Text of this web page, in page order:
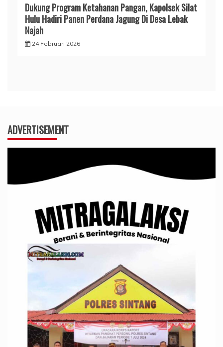
Dukung Program Ketahanan Pangan, Kapolsek Silat
Hulu Hadiri Panen Perdana Jagung Di Desa Lebak
Najah
24 Februari 2026
ADVERTISEMENT